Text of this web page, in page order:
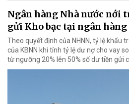
Ngân hàng Nhà nước nới
gửi Kho bạc tại ngân
Theo quyết định của NHNN, tỷ lệ khấu
của KBNN khi tính tỷ lệ dư nợ cho vay
từ ngưỡng 20% lên 50% số dư tiền gửi